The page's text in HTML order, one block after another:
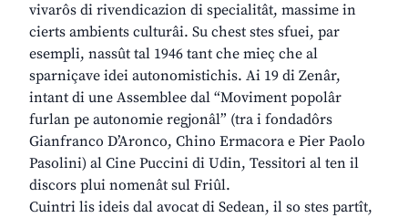
vivarôs di rivendicazion di specialitât, massime in
cierts ambients culturâi. Su chest stes sfuei, par
esempli, nassût tal 1946 tant che mieç che al
sparniçave idei autonomistichis. Ai 19 di Zenâr,
intant di une Assemblee dal “Moviment popolâr
furlan pe autonomie regjonâl” (tra i fondadôrs
Gianfranco D’Aronco, Chino Ermacora e Pier Paolo
Pasolini) al Cine Puccini di Udin, Tessitori al ten il
discors plui nomenât sul Friûl.
Cuintri lis ideis dal avocat di Sedean, il so stes partît,